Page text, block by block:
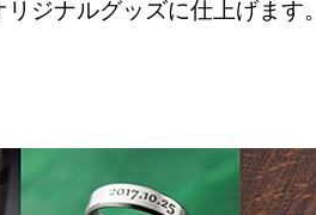
ジナルグッズに仕上げます。